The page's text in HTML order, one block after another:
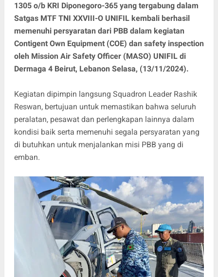
1305 o/b KRI Diponegoro-365 yang tergabung dalam
Satgas MTF TNI XXVIII-O UNIFIL kembali berhasil
memenuhi persyaratan dari PBB dalam kegiatan
Contigent Own Equipment (COE) dan safety inspection
oleh Mission Air Safety Officer (MASO) UNIFIL di
Dermaga 4 Beirut, Lebanon Selasa, (13/11/2024).
Kegiatan dipimpin langsung Squadron Leader Rashik
Reswan, bertujuan untuk memastikan bahwa seluruh
peralatan, pesawat dan perlengkapan lainnya dalam
kondisi baik serta memenuhi segala persyaratan yang
di butuhkan untuk menjalankan misi PBB yang di
emban.